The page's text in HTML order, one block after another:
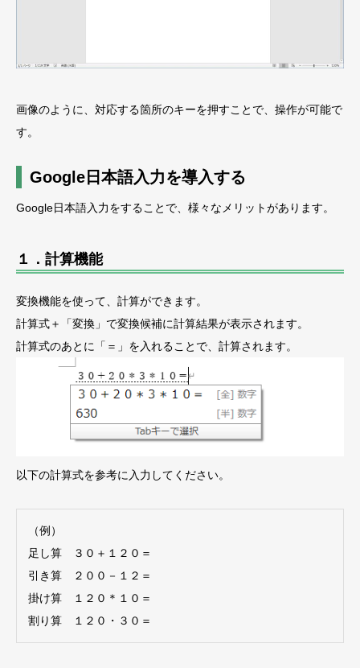
画像のように、対応する箇所のキーを押すことで、操作が可能で
す。
Google日本語入力を導入する
Google日本語入力をすることで、様々なメリットがあります。
１．計算機能
変換機能を使って、計算ができます。
計算式＋「変換」で変換候補に計算結果が表示されます。
計算式のあとに「＝」を入れることで、計算されます。
以下の計算式を参考に入力してください。
（例）
足し算 ３０＋１２０＝
引き算 ２００－１２＝
掛け算 １２０＊１０＝
割り算 １２０・３０＝